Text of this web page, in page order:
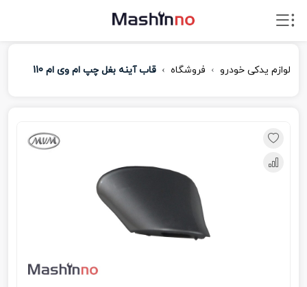
لوازم یدکی خودرو فروشگاه قاب آینه بغل چپ ام وی ام 110